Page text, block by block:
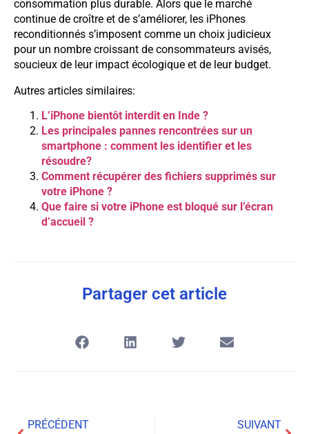
consommation plus durable. Alors que le marché
continue de croître et de s’améliorer, les iPhones
reconditionnés s’imposent comme un choix judicieux
pour un nombre croissant de consommateurs avisés,
soucieux de leur impact écologique et de leur budget.
Autres articles similaires:
L’iPhone bientôt interdit en Inde ?
Les principales pannes rencontrées sur un
smartphone : comment les identifier et les
résoudre?
Comment récupérer des fichiers supprimés sur
votre iPhone ?
Que faire si votre iPhone est bloqué sur l’écran
d’accueil ?
Partager cet article
PRÉCÉDENT
SUIVANT